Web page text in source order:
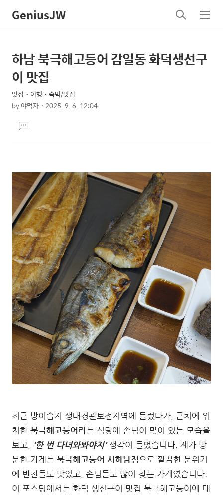
GeniusJW
검
색
메
뉴
상
세
컨
텐
본
제
목
하남 북극해고등어 감일동 화덕생선구
이 맛집
맛집・여행・숙박/맛집
by야먹자 2025. 9. 6. 12:04
문댓
글
최근 방이습지 생태경관보전지역에 들렀다가, 근처에 위
치한 북극해고등어 라는 식당에 손님이 많이 있는 모습을
보고,
'한 번 다녀와봐야지'생각이 들었습니다. 제가 방
문한 가게는 북극해고등어 서하남점으로 깔끔한 분위기
에 반찬들도 맛있고, 손님들도 많이 찾는 가게였습니다.
이 포스팅에서는 화덕 생선구이 맛집 북극해고등어에 대